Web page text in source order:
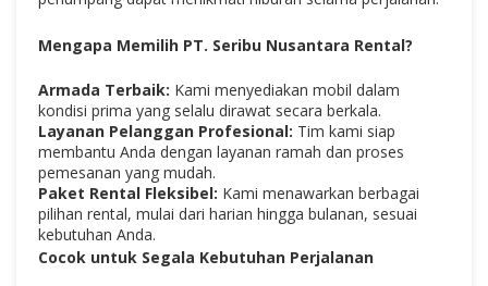
Mengapa Memilih PT. Seribu Nusantara Rental?
Armada Terbaik: Kami menyediakan mobil dalam
kondisi prima yang selalu dirawat secara berkala.
Layanan Pelanggan Profesional: Tim kami siap
membantu Anda dengan layanan ramah dan proses
pemesanan yang mudah.
Paket Rental Fleksibel: Kami menawarkan berbagai
pilihan rental, mulai dari harian hingga bulanan, sesuai
kebutuhan Anda.
Cocok untuk Segala Kebutuhan Perjalanan